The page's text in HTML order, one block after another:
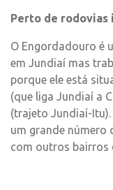
Perto de rodovias
O Engordadouro é
em Jundiaí mas
porque ele está
(que liga Jundiaí a
(trajeto Jundiaí-
um grande número
com outros bairros